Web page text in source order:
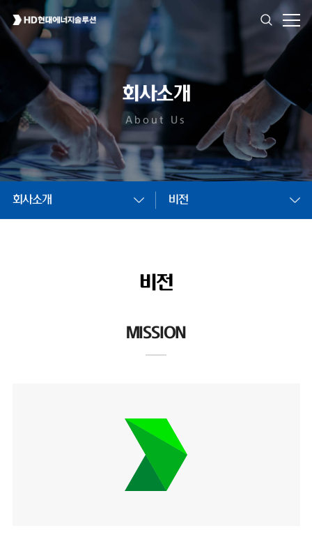
회사소개
About Us
회사소개 비전
비전
MISSION